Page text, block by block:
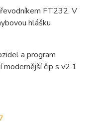
FT232. V
hlášku
a program
čip s v2.1